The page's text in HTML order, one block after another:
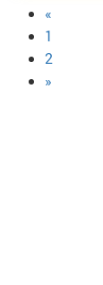
«
1
2
»